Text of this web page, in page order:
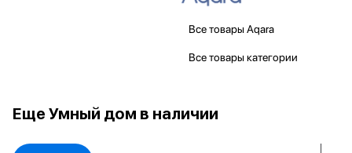
Все товары Aqara
Все товары категории
Еще Умный дом в наличии